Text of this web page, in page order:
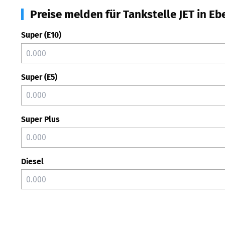
Preise melden für Tankstelle JET in
Super (E10)
Super (E5)
Super Plus
Diesel